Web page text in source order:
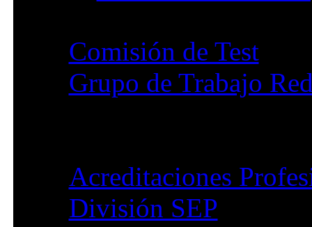
Comisión de Test
Grupo de Trabajo
Acreditaciones
División SEP